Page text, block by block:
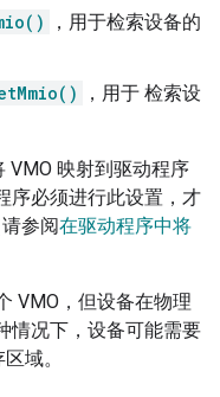
，用于检索设备的
，用于 检索设
VMO 映射到驱动程序
序必须进行此设置，才
参阅在驱动程序中将
VMO，但设备在物理
情况下，设备可能需要
域。